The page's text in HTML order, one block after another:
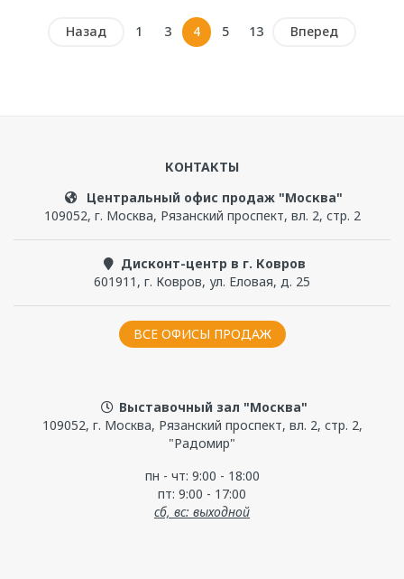
Назад 1 3 4 5 13 Вперед
КОНТАКТЫ
Центральный офис продаж "Москва"
109052, г. Москва, Рязанский проспект, вл. 2, стр. 2
Дисконт-центр в г. Ковров
601911 , г. Ковров, ул. Еловая, д. 25
ВСЕ ОФИСЫ ПРОДАЖ
Выставочный зал "Москва"
109052, г. Москва, Рязанский проспект, вл. 2, стр. 2,
"Радомир"
пн - чт: 9:00 - 18:00
пт: 9:00 - 17:00
сб, вс: выходной